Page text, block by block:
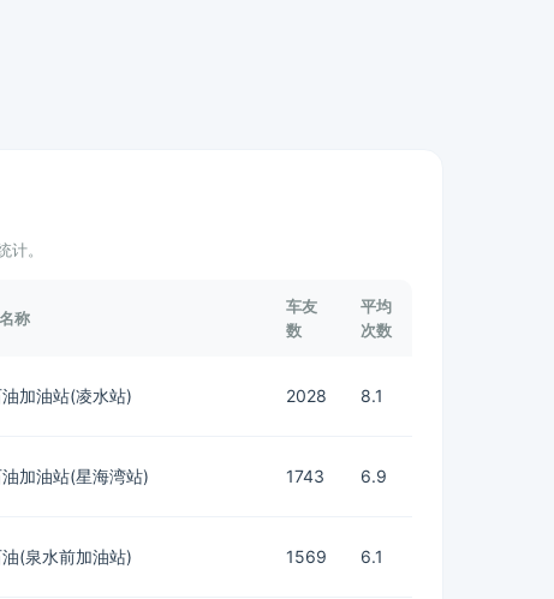
计。
称
车友
数
平均
次数
加油站(凌水站) 2028 8.1
加油站(星海湾站) 1743 6.9
(泉水前加油站) 1569 6.1